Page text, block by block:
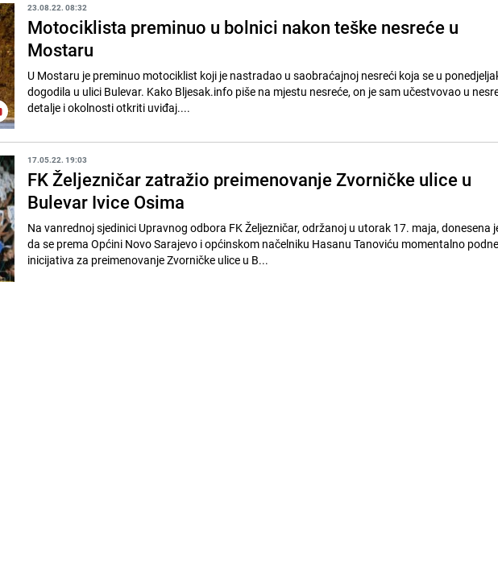
23.08.22. 08:32
Motociklista preminuo u bolnici nakon teške nesreće u
Mostaru
U Mostaru je preminuo motociklist koji je nastradao u saobraćajnoj nesreći koja se u
dogodila u ulici Bulevar. Kako Bljesak.info piše na mjestu nesreće, on je sam učestvovao u
detalje i okolnosti otkriti uviđaj....
17.05.22. 19:03
FK Željezničar zatražio preimenovanje Zvorničke ulice u
Bulevar Ivice Osima
Na vanrednoj sjedinici Upravnog odbora FK Željezničar, održanoj u utorak 17. maja, donesena
da se prema Općini Novo Sarajevo i općinskom načelniku Hasanu Tanoviću momentalno
inicijativa za preimenovanje Zvorničke ulice u B...